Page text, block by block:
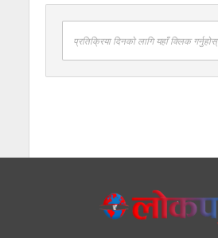
प्रतिक्रिया दिनको लागि यहाँ क्लिक गर्नुहोस्